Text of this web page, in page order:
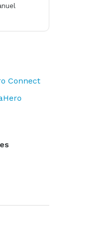
Connect